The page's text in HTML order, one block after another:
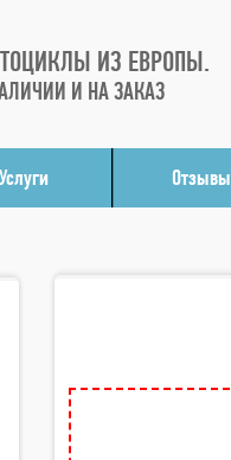
ИЗ ЕВРОПЫ.
И НА ЗАКАЗ
Услуги Отзывы